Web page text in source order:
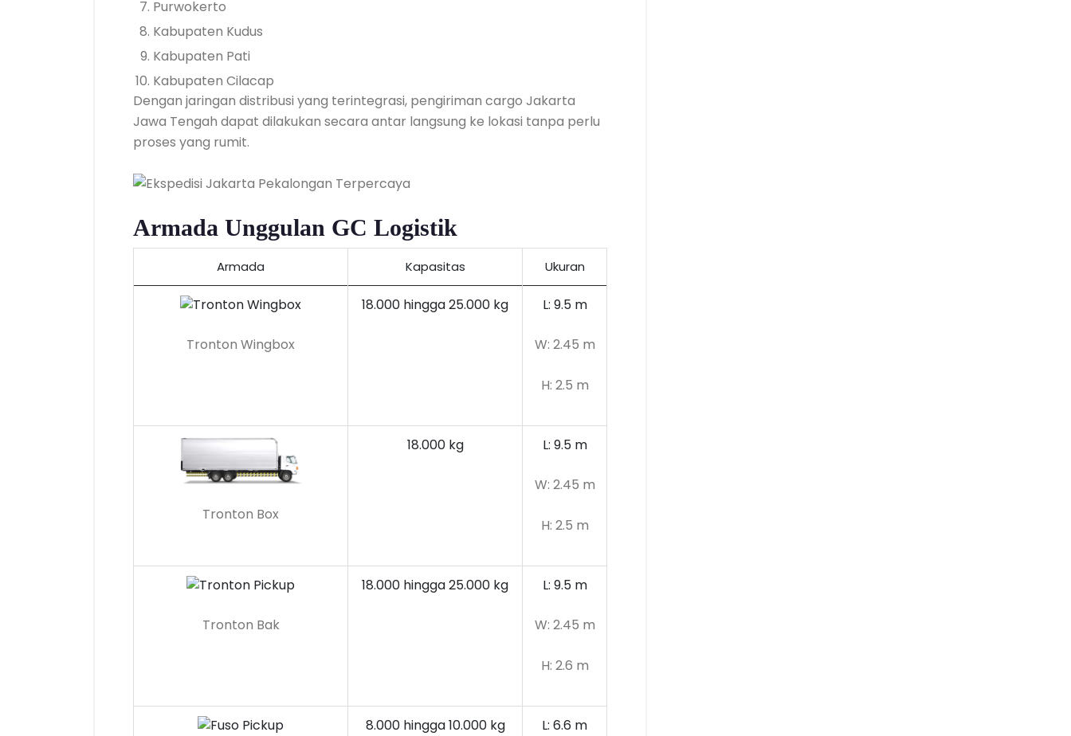
Purwokerto
Kabupaten Kudus
Kabupaten Pati
Kabupaten Cilacap
Dengan jaringan distribusi yang terintegrasi, pengiriman cargo Jakarta
Jawa Tengah dapat dilakukan secara antar langsung ke lokasi tanpa perlu
proses yang rumit.
Armada Unggulan GC Logistik
Armada Kapasitas Ukuran
Tronton Wingbox
18.000 hingga 25.000 kg L: 9.5 m
W: 2.45 m
H: 2.5 m
Tronton Box
18.000 kg L: 9.5 m
W: 2.45 m
H: 2.5 m
Tronton Bak
18.000 hingga 25.000 kg L: 9.5 m
W: 2.45 m
H: 2.6 m
8.000 hingga 10.000kg L: 6.6 m